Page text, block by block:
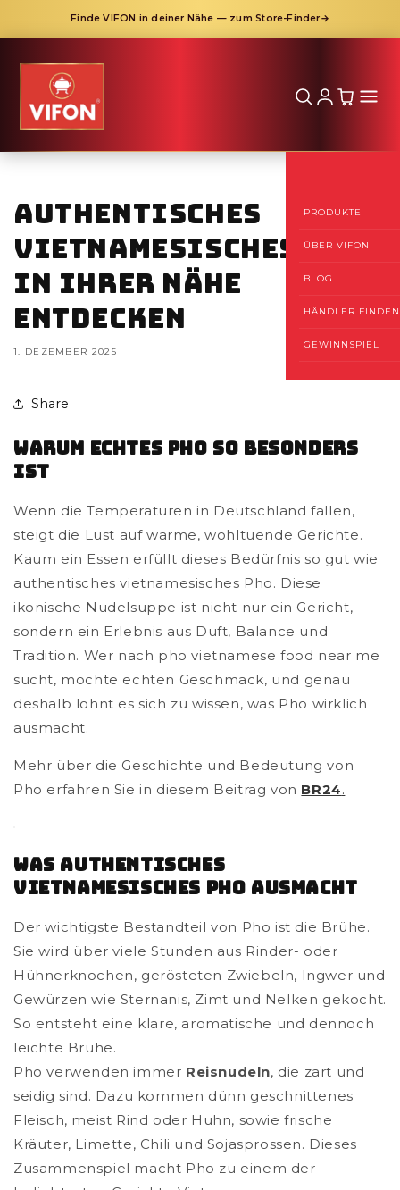
Direkt
Finde VIFON in deiner Nähe — zum Store-Finder→
PRODUKTE
ÜBER VIFON
BLOG
HÄNDLER FINDEN
GEWINNSPIEL
Authentisches
Vietnamesisches Pho
in Ihrer Nähe
Entdecken
1. DEZEMBER 2025
Share
Warum Echtes Pho So Besonders
Ist
Wenn die Temperaturen in Deutschland fallen,
steigt die Lust auf warme, wohltuende Gerichte.
Kaum ein Essen erfüllt dieses Bedürfnis so gut wie
authentisches vietnamesisches Pho. Diese
ikonische Nudelsuppe ist nicht nur ein Gericht,
sondern ein Erlebnis aus Duft, Balance und
Tradition. Wer nach pho vietnamese food near me
sucht, möchte echten Geschmack, und genau
deshalb lohnt es sich zu wissen, was Pho wirklich
ausmacht.
Mehr über die Geschichte und Bedeutung von
Pho erfahren Sie in diesem Beitrag von BR24.
Was Authentisches
Vietnamesisches Pho Ausmacht
Der wichtigste Bestandteil von Pho ist die Brühe.
Sie wird über viele Stunden aus Rinder- oder
Hühnerknochen, gerösteten Zwiebeln, Ingwer und
Gewürzen wie Sternanis, Zimt und Nelken gekocht.
So entsteht eine klare, aromatische und dennoch
leichte Brühe.
Pho verwenden immer Reisnudeln, die zart und
seidig sind. Dazu kommen dünn geschnittenes
Fleisch, meist Rind oder Huhn, sowie frische
Kräuter, Limette, Chili und Sojasprossen. Dieses
Zusammenspiel macht Pho zu einem der